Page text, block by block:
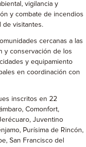
vigilancia y
y combate de incendios
de visitantes.
cercanas a las
y conservación de los
y equipamiento
en coordinación con
inscritos en 22
Comonfort,
Juventino
Purísima de Rincón,
San Francisco del